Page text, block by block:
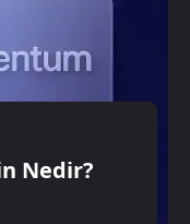
Nedir?